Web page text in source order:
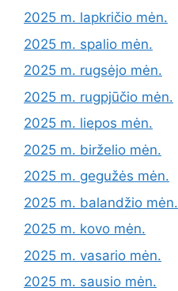
2025 m. lapkričio mėn.
2025 m. spalio mėn.
2025 m. rugsėjo mėn.
2025 m. rugpjūčio mėn.
2025 m. liepos mėn.
2025 m. birželio mėn.
2025 m. gegužės mėn.
2025 m. balandžio mėn.
2025 m. kovo mėn.
2025 m. vasario mėn.
2025 m. sausio mėn.